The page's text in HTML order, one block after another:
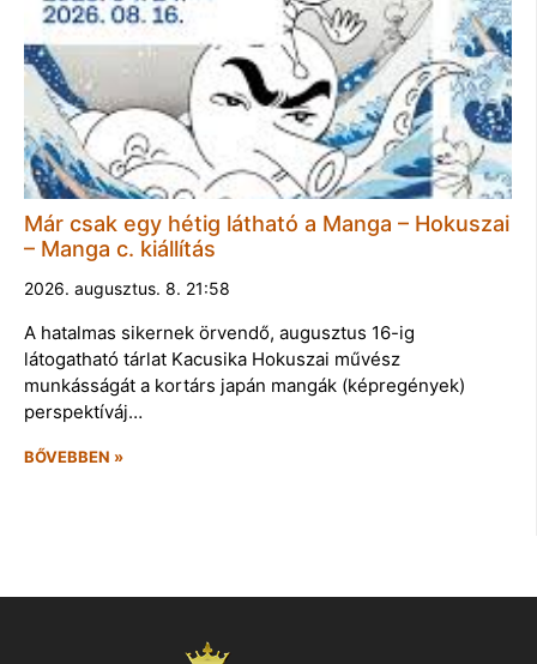
Már csak egy hétig látható a Manga – Hokuszai
– Manga c. kiállítás
2026. augusztus. 8. 21:58
A hatalmas sikernek örvendő, augusztus 16-ig
látogatható tárlat Kacusika Hokuszai művész
munkásságát a kortárs japán mangák (képregények)
perspektíváj…
BŐVEBBEN »